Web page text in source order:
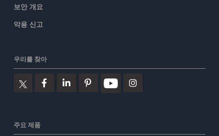
보안 개요
악용 신고
우리를 찾아
주요 제품